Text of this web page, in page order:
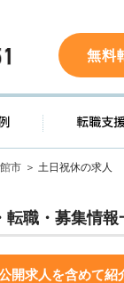
0120-941-651 無料
転職成功事例
市 土日祝休の求人
転職・募集情報
開求人を含めて紹